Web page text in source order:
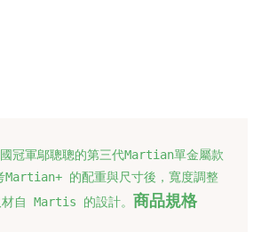
冠軍鄔聰聰的第三代Martian單金屬款
Martian+ 的配重與尺寸後， 寬度調整
材自 Martis 的設計。 商品規格